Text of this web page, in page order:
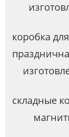
коробка
складные